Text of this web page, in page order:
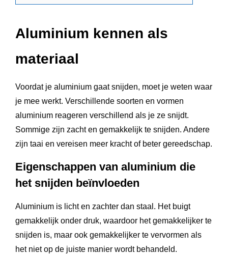
Aluminium kennen als
materiaal
Voordat je aluminium gaat snijden, moet je weten waar
je mee werkt. Verschillende soorten en vormen
aluminium reageren verschillend als je ze snijdt.
Sommige zijn zacht en gemakkelijk te snijden. Andere
zijn taai en vereisen meer kracht of beter gereedschap.
Eigenschappen van aluminium die
het snijden beïnvloeden
Aluminium is licht en zachter dan staal. Het buigt
gemakkelijk onder druk, waardoor het gemakkelijker te
snijden is, maar ook gemakkelijker te vervormen als
het niet op de juiste manier wordt behandeld.